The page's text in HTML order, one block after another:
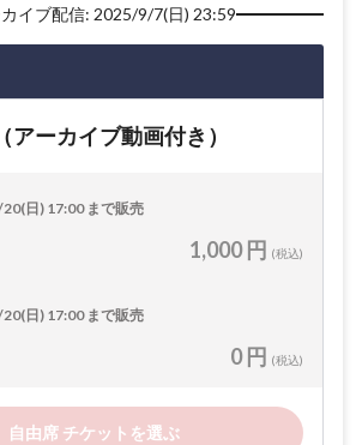
イブ配信: 2025/9/7(日) 23:59
ーカイブ動画付き）
日) 17:00 まで販売
1,000 円 (税込)
日) 17:00 まで販売
0 円 (税込)
自由席 チケットを選ぶ